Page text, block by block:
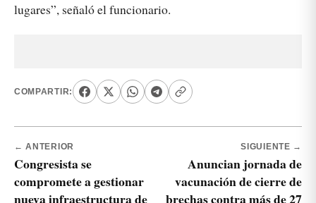
lugares”, señaló el funcionario.
COMPARTIR:
← ANTERIOR
Congresista se
compromete a gestionar
nueva infraestructura de
SIGUIENTE →
Anuncian jornada de
vacunación de cierre de
brechas contra más de 27